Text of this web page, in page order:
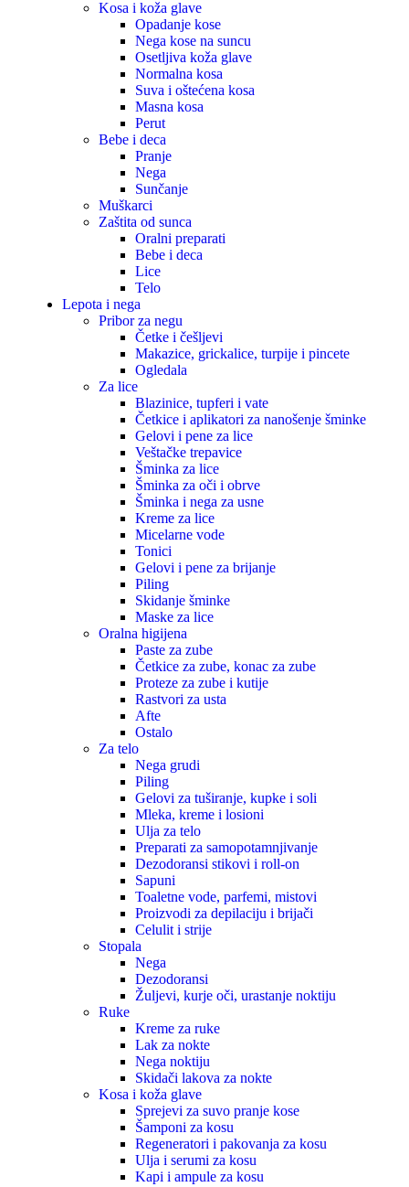
Kosa i koža glave
Opadanje kose
Nega kose na suncu
Osetljiva koža glave
Normalna kosa
Suva i oštećena kosa
Masna kosa
Perut
Bebe i deca
Pranje
Nega
Sunčanje
Muškarci
Zaštita od sunca
Oralni preparati
Bebe i deca
Lice
Telo
Lepota i nega
Pribor za negu
Četke i češljevi
Makazice, grickalice, turpije i pincete
Ogledala
Za lice
Blazinice, tupferi i vate
Četkice i aplikatori za nanošenje šminke
Gelovi i pene za lice
Veštačke trepavice
Šminka za lice
Šminka za oči i obrve
Šminka i nega za usne
Kreme za lice
Micelarne vode
Tonici
Gelovi i pene za brijanje
Piling
Skidanje šminke
Maske za lice
Oralna higijena
Paste za zube
Četkice za zube, konac za zube
Proteze za zube i kutije
Rastvori za usta
Afte
Ostalo
Za telo
Nega grudi
Piling
Gelovi za tuširanje, kupke i soli
Mleka, kreme i losioni
Ulja za telo
Preparati za samopotamnjivanje
Dezodoransi stikovi i roll-on
Sapuni
Toaletne vode, parfemi, mistovi
Proizvodi za depilaciju i brijači
Celulit i strije
Stopala
Nega
Dezodoransi
Žuljevi, kurje oči, urastanje noktiju
Ruke
Kreme za ruke
Lak za nokte
Nega noktiju
Skidači lakova za nokte
Kosa i koža glave
Sprejevi za suvo pranje kose
Šamponi za kosu
Regeneratori i pakovanja za kosu
Ulja i serumi za kosu
Kapi i ampule za kosu